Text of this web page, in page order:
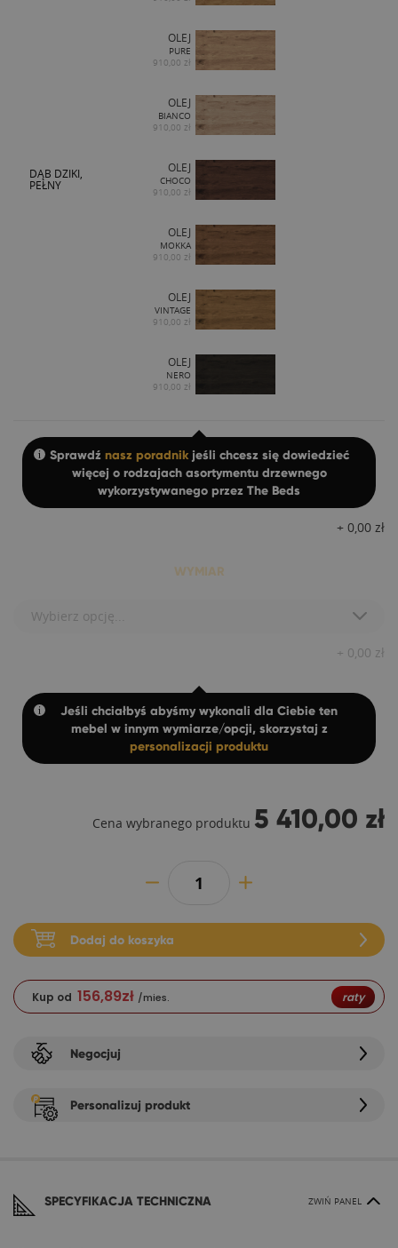
DĄB DZIKI,
PEŁNY
OLEJ
PURE
910,00 zł
OLEJ
BIANCO
910,00 zł
OLEJ
CHOCO
910,00 zł
OLEJ
MOKKA
910,00 zł
OLEJ
VINTAGE
910,00 zł
OLEJ
NERO
910,00 zł
Sprawdź nasz poradnikjeśli chcesz się dowiedzieć
więcej o rodzajach asortymentu drzewnego
wykorzystywanego przez The Beds
+ 0,00 zł
WYMIAR
Wybierz opcję...
+ 0,00 zł
Jeśli chciałbyś abyśmy wykonali dla Ciebie ten
mebel w innym wymiarze/opcji, skorzystaj z
personalizacji produktu
Cena wybranego produktu 5 410,00 zł
Dodaj do koszyka
Kup od 156,89zł /mies. raty
Negocjuj
Personalizuj produkt
SPECYFIKACJA TECHNICZNA ZWIŃ PANEL